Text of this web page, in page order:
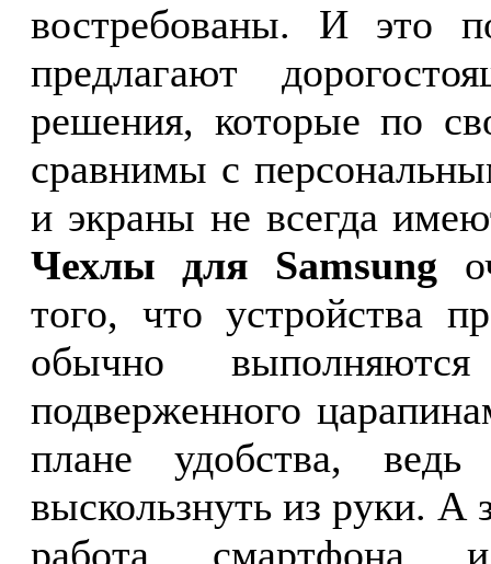
востребованы. И это
предлагают
решения, которые по
сравнимы с
и экраны не всегда
Чехлы для Samsung
того, что устройства
обычно
подверженного
плане удобства,
выскользнуть из руки. А
работа смартфона